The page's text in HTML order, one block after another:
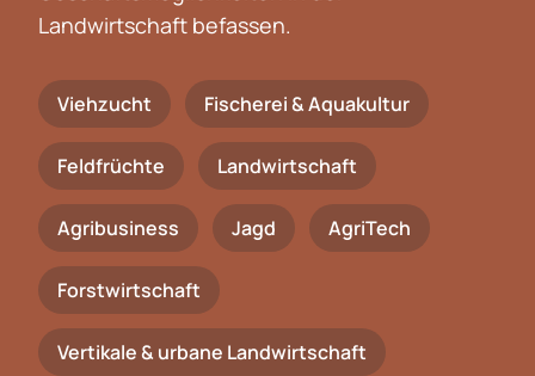
Landwirtschaft befassen.
Viehzucht Fischerei & Aquakultur
Feldfrüchte Landwirtschaft
Agribusiness Jagd AgriTech
Forstwirtschaft
Vertikale & urbane Landwirtschaft